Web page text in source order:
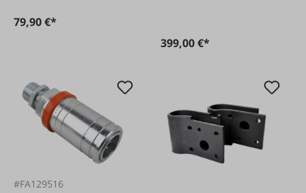
79,90 €*
399,00 €*
#FA129516